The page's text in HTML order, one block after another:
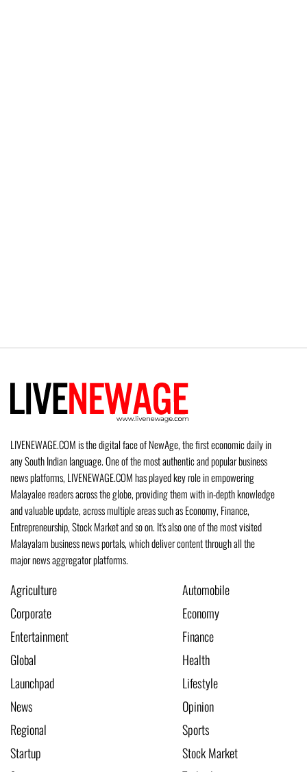
LIVENEWAGE.COM is the digital face of NewAge, the first economic daily in
any South Indian language. One of the most authentic and popular business
news platforms, LIVENEWAGE.COM has played key role in empowering
Malayalee readers across the globe, providing them with in-depth knowledge
and valuable update, across multiple areas such as Economy, Finance,
Entrepreneurship, Stock Market and so on. It's also one of the most visited
Malayalam business news portals, which deliver content through all the
major news aggregator platforms.
Agriculture
Automobile
Corporate
Economy
Entertainment
Finance
Global
Health
Launchpad
Lifestyle
News
Opinion
Regional
Sports
Startup
Stock Market